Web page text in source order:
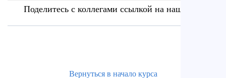
Поделитесь с коллегами ссылкой на наш сайт
Вернуться в начало курса